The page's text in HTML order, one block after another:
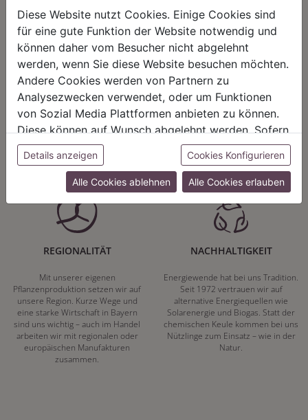
HARMONIE
Unser Sortiment steht für ein
positives Lebensgefühl. Wir
schenken natürliche, stilvolle
zu Hause – den Ort, an dem
Menschen sich geborgen fühlen und
positive Energie schöpfen.
FAIRNESS
Nicht immer ist der günstigste Preis
auch ein guter Preis. Wir handeln
fair – im Hinblick auf unsere
Entlohnung und unsere
nachhaltigen, gewachsenen
Geschäftsbeziehungen.
REGIONALITÄT
Mit unserer eigenen
Pflanzenproduktion setzen wir auf
unsere Region. Kurze Wege und
eine starke Wirtschaft in Bayern
sind uns wichtig – auch im Handel
arbeiten wir mit regionalen oder
europäischen Manufakturen
zusammen.
NACHHALTIGKEIT
Energiewende hat bei uns Tradition.
Seit 1972 vertrauen wir auf
alternative Energiequellen wie
Solarenergie und Biogas. Statt der
chemischen Keule kommen bei uns
Nützlinge zum Einsatz – wie in der
Natur.
Diese Website nutzt Cookies. Einige Cookies sind
für eine gute Funktion der Website notwendig und
können daher vom Besucher nicht abgelehnt
werden, wenn Sie diese Website besuchen möchten.
Andere Cookies werden von Partnern zu
Analysezwecken verwendet, oder um Funktionen
von Sozial Media Plattformen anbieten zu können.
Diese können auf Wunsch abgelehnt werden. Sofern
sie unsere Webseite weiter nutzen, geben Sie
Einwilligung zu unseren Cookies.
Details anzeigen Cookies Konfigurieren
Alle Cookies ablehnen Alle Cookies erlauben